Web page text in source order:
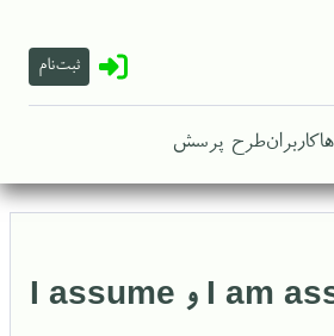
ثبت‌نام
کاربرانطرح پرسش
تفاوت I am assuming و I assume